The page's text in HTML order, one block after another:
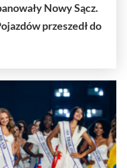
Nowy Sącz.
przeszedł do